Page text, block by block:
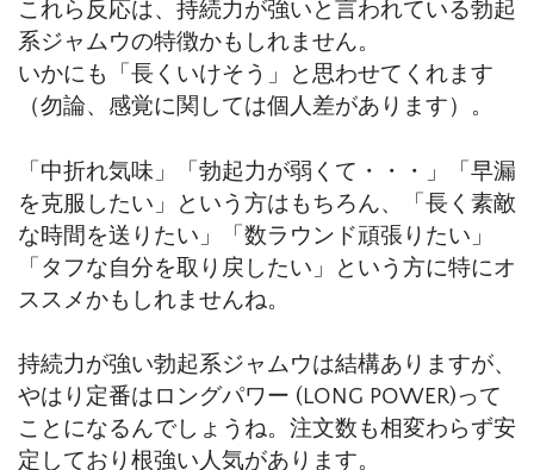
これら反応は、持続力が強いと言われている勃起
系ジャムウの特徴かもしれません。
いかにも「長くいけそう」と思わせてくれます
（勿論、感覚に関しては個人差があります）。
「中折れ気味」「勃起力が弱くて・・・」「早漏
を克服したい」という方はもちろん、「長く素敵
な時間を送りたい」「数ラウンド頑張りたい」
「タフな自分を取り戻したい」という方に特にオ
ススメかもしれませんね。
持続力が強い勃起系ジャムウは結構ありますが、
やはり定番はロングパワー (LONG POWER)って
ことになるんでしょうね。注文数も相変わらず安
定しており根強い人気があります。